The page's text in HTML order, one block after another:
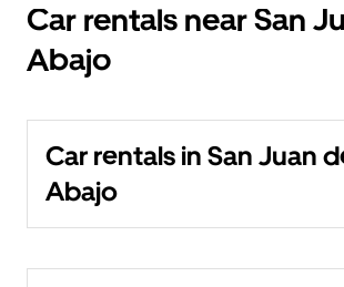
Car rentals near San
Abajo
Car rentals in San Juan
Abajo